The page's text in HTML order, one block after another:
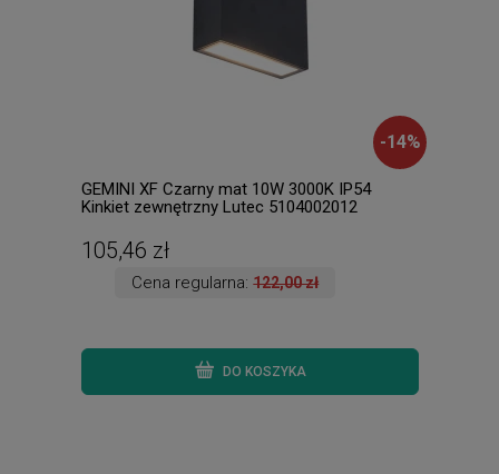
-14%
GEMINI XF Czarny mat 10W 3000K IP54
Kinkiet zewnętrzny Lutec 5104002012
105,46 zł
Cena regularna:122,00 zł
DO KOSZYKA